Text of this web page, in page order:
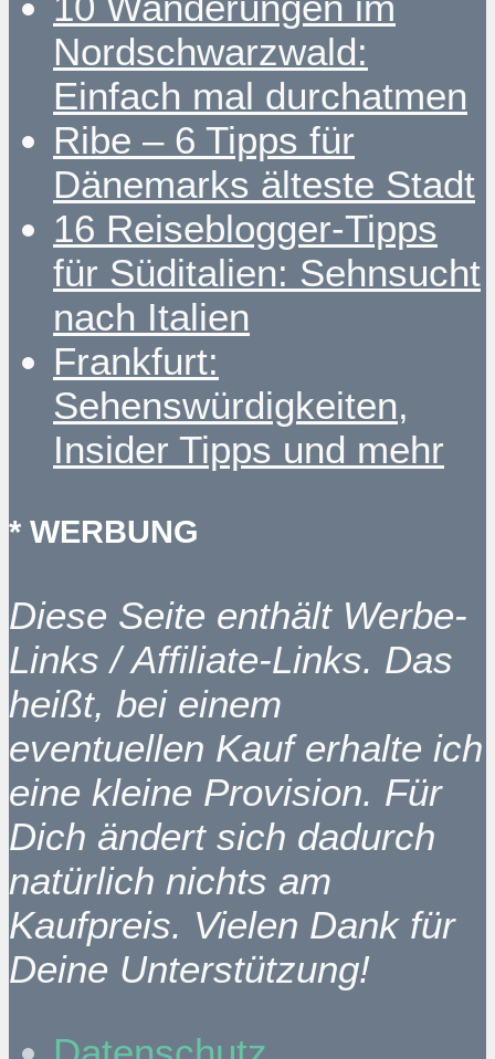
Nordschwarzwald:
Einfach mal durchatmen
Ribe – 6 Tipps für
Dänemarks älteste Stadt
16 Reiseblogger-Tipps
für Süditalien: Sehnsucht
nach Italien
Frankfurt:
Sehenswürdigkeiten,
Insider Tipps und mehr
* WERBUNG
Diese Seite enthält Werbe-
Links / Affiliate-Links. Das
heißt, bei einem
eventuellen Kauf erhalte ich
eine kleine Provision. Für
Dich ändert sich dadurch
natürlich nichts am
Kaufpreis. Vielen Dank für
Deine Unterstützung!